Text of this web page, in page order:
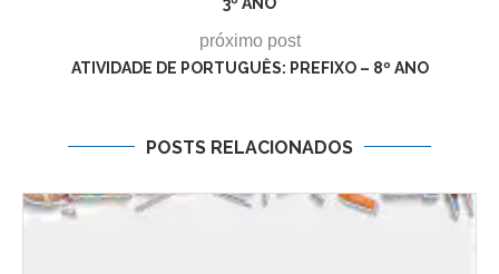
próximo post
ATIVIDADE DE PORTUGUÊS: PREFIXO – 8º ANO
POSTS RELACIONADOS